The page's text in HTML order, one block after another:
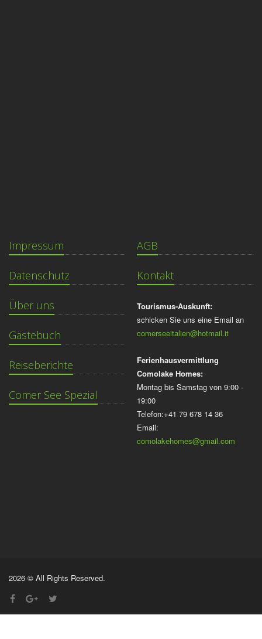
Impressum
Datenschutz
Über uns
Gästebuch
Reiseberichte
Comer See Spezial
AGB
Kontakt
Tourismus-Auskunft:
schicken Sie uns eine Email an
comerseeitalien@hotmail.it
Ferienhausvermittlung
Comolake Homes:
Montag bis Samstag von 9:00 -
19:00
Telefon:+41 79 678 14 36
Email:
comolakehomes@gmail.com
2026 © All Rights Reserved.